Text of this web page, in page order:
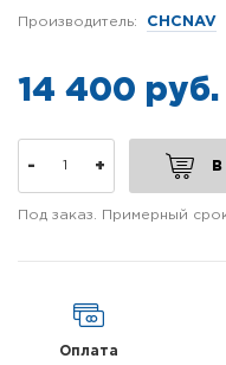
Производитель: CHCNAV
14 400 руб.
- +
Под заказ. Примерный
Оплата